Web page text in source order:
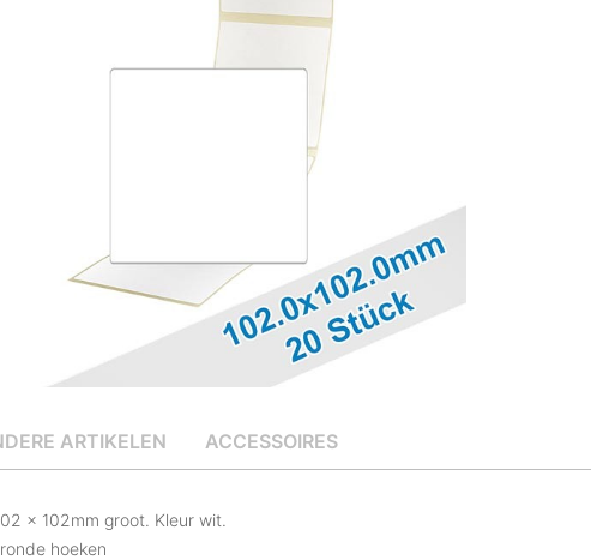
ARTIKELEN ACCESSOIRES
x 102mm groot. Kleur wit.
hoeken